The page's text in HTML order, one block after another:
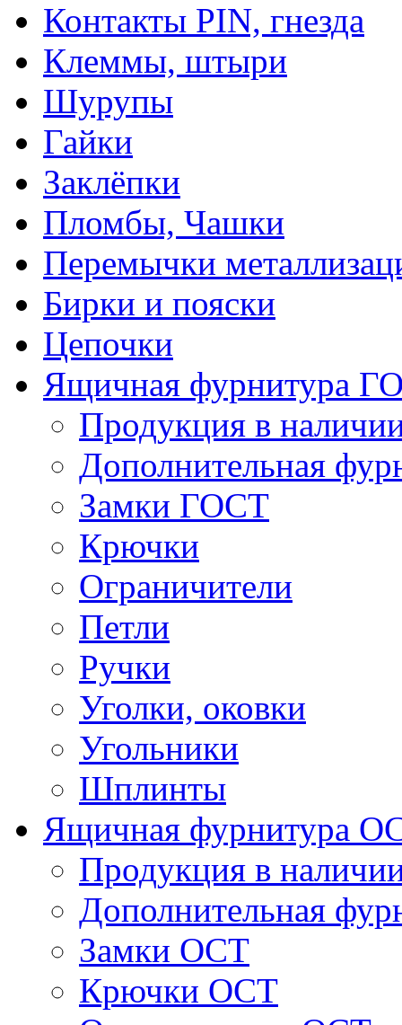
Контакты PIN, гнезда
Клеммы, штыри
Шурупы
Гайки
Заклёпки
Пломбы, Чашки
Перемычки
Бирки и пояски
Цепочки
Ящичная фурнитура
Продукция в
Дополнительная
Замки ГОСТ
Крючки
Ограничители
Петли
Ручки
Уголки, оковки
Угольники
Шплинты
Ящичная фурнитура
Продукция в
Дополнительная
Замки ОСТ
Крючки ОСТ